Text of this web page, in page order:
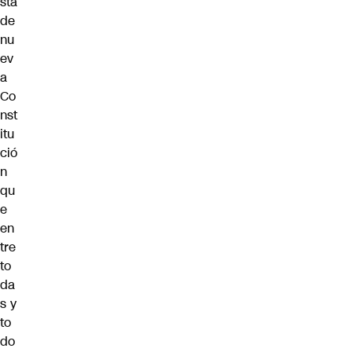
de
nu
ev
a
Co
nst
itu
ció
n
qu
e
en
tre
to
da
s y
to
do